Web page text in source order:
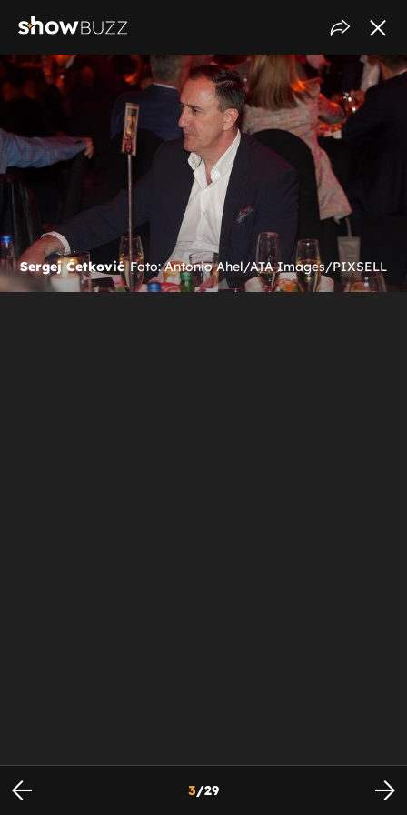
Sergej Ćetković Foto: Antonio Ahel/ATA Images/PIXSELL
3/29